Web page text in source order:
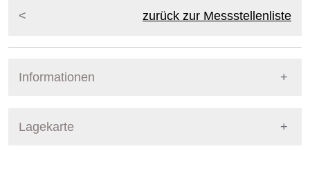
zurück zur Messstellenliste
Informationen
Lagekarte